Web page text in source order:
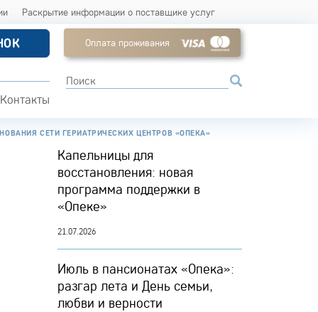
Раскрытие информации о поставщике услуг
Контакты
Оплата проживания
СЕТИ ГЕРИАТРИЧЕСКИХ ЦЕНТРОВ «ОПЕКА»
Капельницы для
восстановления: новая
программа поддержки в
«Опеке»
21.07.2026
Июль в пансионатах «Опека»:
разгар лета и День семьи,
любви и верности